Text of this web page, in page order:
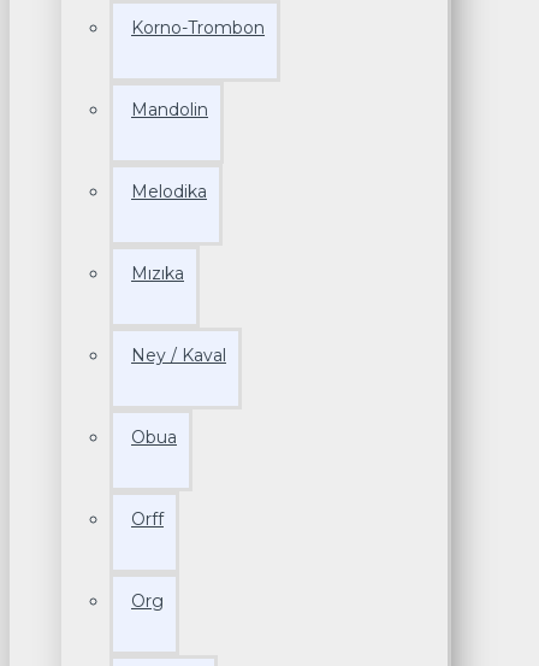
Korno-Trombon
Mandolin
Melodika
Mızıka
Ney / Kaval
Obua
Orff
Org